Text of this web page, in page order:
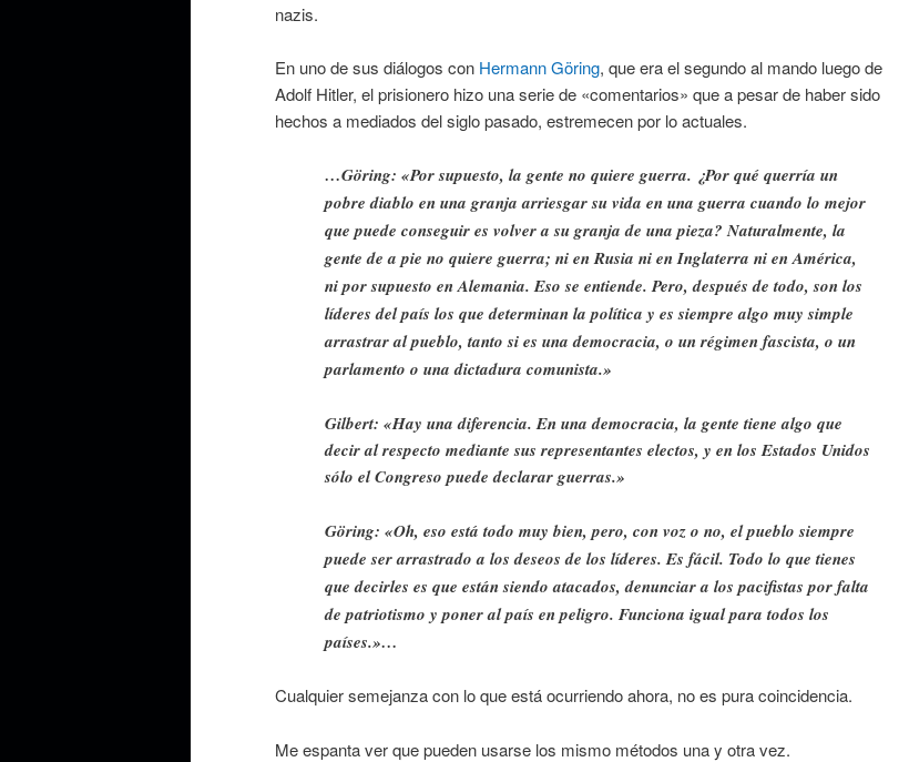
nazis.
En uno de sus diálogos con Hermann Göring, que era el segundo al mando luego de
Adolf Hitler, el prisionero hizo una serie de «comentarios» que a pesar de haber sido
hechos a mediados del siglo pasado, estremecen por lo actuales.
…Göring: «Por supuesto, la gente no quiere guerra. ¿Por qué querría un
pobre diablo en una granja arriesgar su vida en una guerra cuando lo mejor
que puede conseguir es volver a su granja de una pieza? Naturalmente, la
gente de a pie no quiere guerra; ni en Rusia ni en Inglaterra ni en América,
ni por supuesto en Alemania. Eso se entiende. Pero, después de todo, son los
líderes del país los que determinan la política y es siempre algo muy simple
arrastrar al pueblo, tanto si es una democracia, o un régimen fascista, o un
parlamento o una dictadura comunista.»
Gilbert: «Hay una diferencia. En una democracia, la gente tiene algo que
decir al respecto mediante sus representantes electos, y en los Estados Unidos
sólo el Congreso puede declarar guerras.»
Göring: «Oh, eso está todo muy bien, pero, con voz o no, el pueblo siempre
puede ser arrastrado a los deseos de los líderes. Es fácil. Todo lo que tienes
que decirles es que están siendo atacados, denunciar a los pacifistas por falta
de patriotismo y poner al país en peligro. Funciona igual para todos los
países.»…
Cualquier semejanza con lo que está ocurriendo ahora, no es pura coincidencia.
Me espanta ver que pueden usarse los mismo métodos una y otra vez.